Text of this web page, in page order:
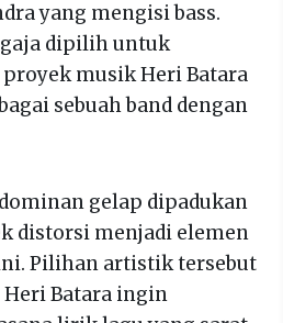
yang mengisi bass.
dipilih untuk
musik Heri Batara
sebuah band dengan
gelap dipadukan
distorsi menjadi elemen
Pilihan artistik tersebut
Heri Batara ingin